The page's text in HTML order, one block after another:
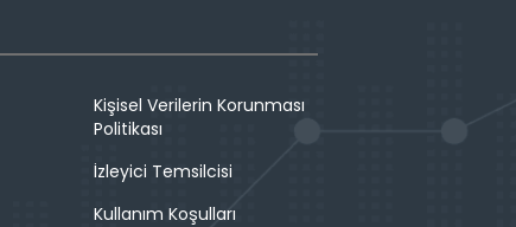
Kişisel Verilerin Korunması
Politikası
İzleyici Temsilcisi
Kullanım Koşulları